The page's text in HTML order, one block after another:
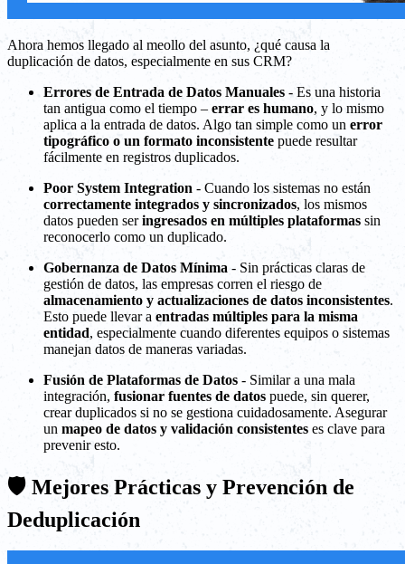
Ahora hemos llegado al meollo del asunto, ¿qué causa la
duplicación de datos, especialmente en sus CRM?
Errores de Entrada de Datos Manuales - Es una historia
tan antigua como el tiempo – errar es humano, y lo mismo
aplica a la entrada de datos. Algo tan simple como un error
tipográfico o un formato inconsistente puede resultar
fácilmente en registros duplicados.
Poor System Integration - Cuando los sistemas no están
correctamente integrados y sincronizados, los mismos
datos pueden seringresados en múltiples plataformas sin
reconocerlo como un duplicado.
Gobernanza de Datos Mínima - Sin prácticas claras de
gestión de datos, las empresas corren el riesgo de
almacenamiento y actualizaciones de datos inconsistentes.
Esto puede llevar a entradas múltiples para la misma
entidad, especialmente cuando diferentes equipos o sistemas
manejan datos de maneras variadas.
Fusión de Plataformas de Datos - Similar a una mala
integración, fusionar fuentes de datos puede, sin querer,
crear duplicados si no se gestiona cuidadosamente. Asegurar
un mapeo de datos y validación consistentes es clave para
prevenir esto.
🛡️ Mejores Prácticas y Prevención de
Deduplicación